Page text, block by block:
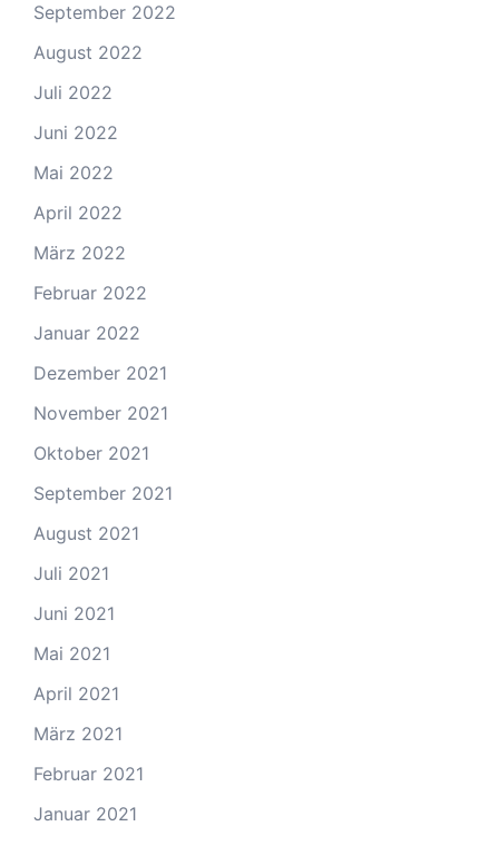
September 2022
August 2022
Juli 2022
Juni 2022
Mai 2022
April 2022
März 2022
Februar 2022
Januar 2022
Dezember 2021
November 2021
Oktober 2021
September 2021
August 2021
Juli 2021
Juni 2021
Mai 2021
April 2021
März 2021
Februar 2021
Januar 2021